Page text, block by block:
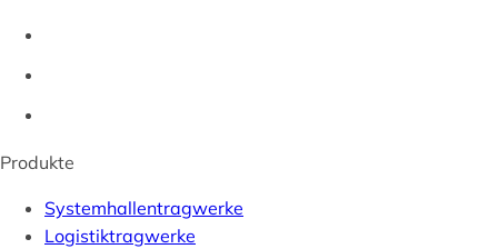
Produkte
Systemhallentragwerke
Logistiktragwerke